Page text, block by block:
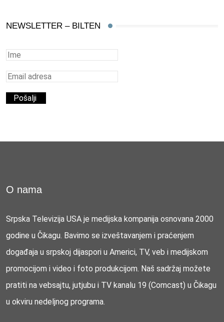
NEWSLETTER – BILTEN
O nama
Srpska Televizija USA je medijska kompanija osnovana 2000
godine u Čikagu. Bavimo se izveštavanjem i praćenjem
događaja u srpskoj dijaspori u Americi, TV, veb i medijskom
promocijom i video i foto produkcijom. Naš sadržaj možete
pratiti na vebsajtu, jutjubu i TV kanalu 19 (Comcast) u Čikagu
u okviru nedeljnog programa.